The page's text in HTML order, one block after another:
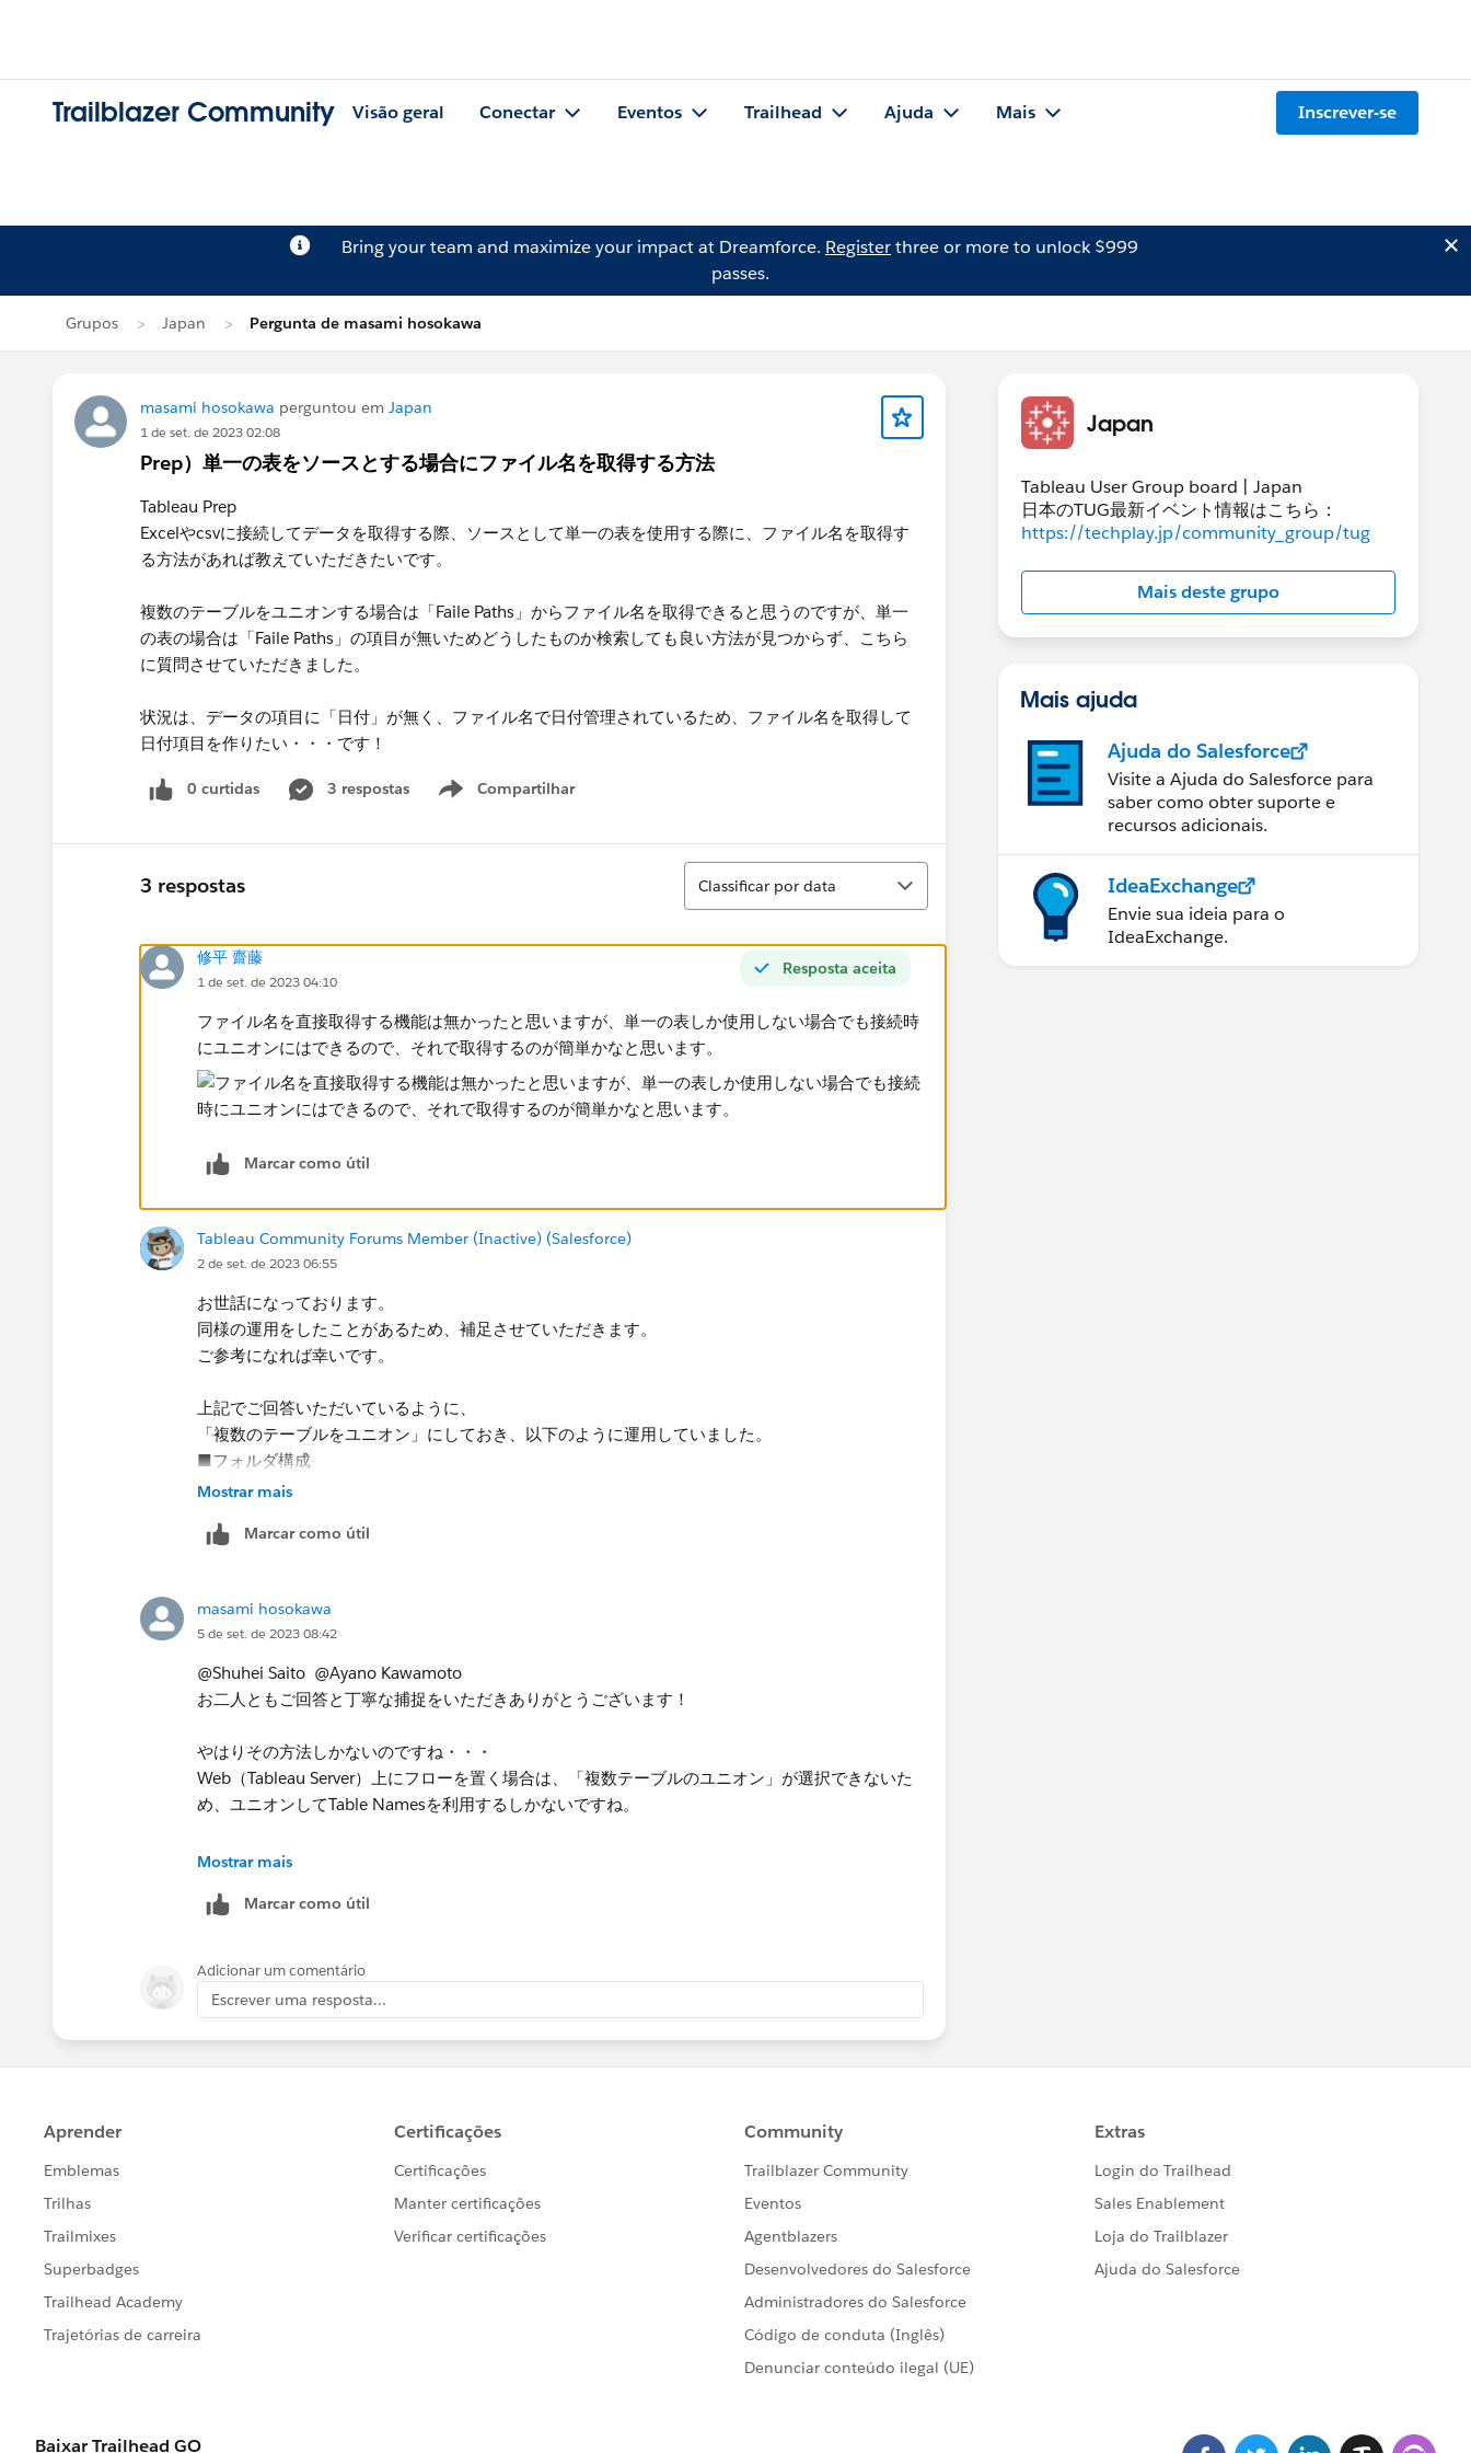
Trailblazer Community Visão geral Conectar Eventos Trailhead Ajuda Mais Inscrever-se
Bring your team and maximize your impact at Dreamforce. Registerthree or more to unlock $999
passes.
Grupos Japan Pergunta de masami hosokawa
masami hosokawa perguntou em Japan
1 de set. de 2023 02:08
Prep）単一の表をソースとする場合にファイル名を取得する方法
Tableau Prep
Excelやcsvに接続してデータを取得する際、ソースとして単一の表を使用する際に、ファイル名を取得す
る方法があれば教えていただきたいです。
複数のテーブルをユニオンする場合は「Faile Paths」からファイル名を取得できると思うのですが、単一
の表の場合は「Faile Paths」の項目が無いためどうしたものか検索しても良い方法が見つからず、こちら
に質問させていただきました。
状況は、データの項目に「日付」が無く、ファイル名で日付管理されているため、ファイル名を取得して
日付項目を作りたい・・・です！
0 curtidas 3 respostas Compartilhar
Show menu
3 respostas
Classificar
Classificar por data
Resposta aceita
修平 齋藤
1 de set. de 2023 04:10
ファイル名を直接取得する機能は無かったと思いますが、単一の表しか使用しない場合でも接続時
にユニオンにはできるので、それで取得するのが簡単かなと思います。
Marcar como útil
Tableau Community Forums Member (Inactive) (Salesforce)
2 de set. de 2023 06:55
お世話になっております。
同様の運用をしたことがあるため、補足させていただきます。
ご参考になれば幸いです。
上記でご回答いただいているように、
「複数のテーブルをユニオン」にしておき、以下のように運用していました。
■フォルダ構成
・対象フォルダ：常に対象の1ファイル（今月分のファイル）を格納
フォルダを含める」、にチェックが入らないように注意
績.xlsx、2月実績.xlsx・・・というファイル名だったため。）
Mostrar mais
Marcar como útil
masami hosokawa
5 de set. de 2023 08:42
@Shuhei Saito @Ayano Kawamoto
お二人ともご回答と丁寧な捕捉をいただきありがとうございます！
やはりその方法しかないのですね・・・
Web（Tableau Server）上にフローを置く場合は、「複数テーブルのユニオン」が選択できないた
め、ユニオンしてTable Namesを利用するしかないですね。
「関数的なモノは無い」ことがハッキリして良かったです。
Mostrar mais
Marcar como útil
Adicionar um comentário
Escrever uma resposta...
Japan
Tableau User Group board | Japan
日本のTUG最新イベント情報はこちら：
https://techplay.jp/community_group/tug
Mais deste grupo
Mais ajuda
Ajuda do Salesforce
Visite a Ajuda do Salesforce para
saber como obter suporte e
recursos adicionais.
IdeaExchange
Envie sua ideia para o
IdeaExchange.